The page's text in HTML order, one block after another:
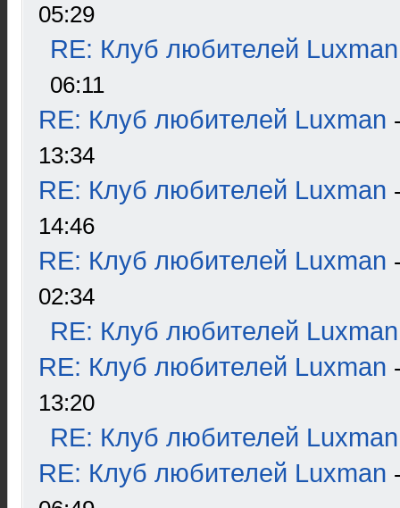
05:29
RE: Клуб любителей Luxman
06:11
RE: Клуб любителей Luxman
13:34
RE: Клуб любителей Luxman
14:46
RE: Клуб любителей Luxman
02:34
RE: Клуб любителей Luxman
RE: Клуб любителей Luxman
13:20
RE: Клуб любителей Luxman
RE: Клуб любителей Luxman